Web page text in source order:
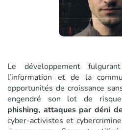
Le développement
l’information et de la
opportunités de croissance
engendré son lot de
phishing, attaques par déni
cyber-activistes et